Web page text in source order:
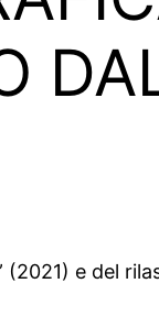
(2021) e del